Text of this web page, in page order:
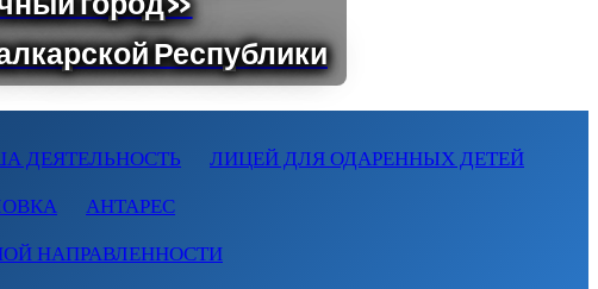
ДЕЯТЕЛЬНОСТЬ ЛИЦЕЙ ДЛЯ ОДАРЕННЫХ ДЕТЕЙ
АНТАРЕС
НАПРАВЛЕННОСТИ